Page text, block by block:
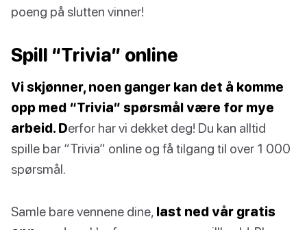
poeng på slutten vinner!
Spill “Trivia” online
Vi skjønner, noen ganger kan det å komme
opp med “Trivia” spørsmål være for mye
arbeid. Derfor har vi dekket deg! Du kan alltid
spille bar “Trivia” online og få tilgang til over 1 000
spørsmål.
Samle bare vennene dine, last ned vår gratis